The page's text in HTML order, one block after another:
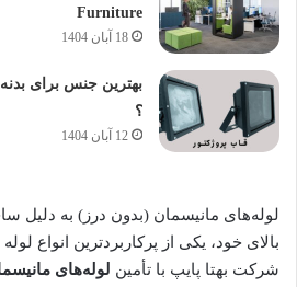
Furniture
18 آبان 1404
بهترین جنس برای
؟
12 آبان 1404
لوله‌های مانیسمان (بدون درز) به دلیل
بالای خود، یکی از پرکاربردترین انواع
شرکت بهتا پایپ با تأمین لوله‌های